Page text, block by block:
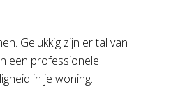
Gelukkig zijn er tal van
een professionele
in je woning.